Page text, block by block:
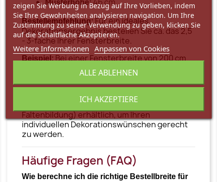
Musterhöhe:
Bestellempfehlung:Für ein ideales
Dekorationsergebnis bestellen Sie ca. das 2,5
- 3-fache Ihrer Fensterbreite.
Beispiel:Bei einer Fensterbreite von 200 cm
sollte die Stoffbreite zwischen 500 und 600
Auf Anfrage sind auch weitere Größen,
Smokband und 3er Faltenband (mit 2,5-facher
Faltenbildung) erhältlich, um Ihren
individuellen Dekorationswünschen gerecht
zu werden.
Häufige Fragen (FAQ)
Wie berechne ich die richtige Bestellbreite für
zeigen Sie Werbung in Bezug auf Ihre Vorlieben, indem
Sie Ihre Gewohnheiten analysieren navigation. Um Ihre
Zustimmung zu seiner Verwendung zu geben, klicken Sie
auf die Schaltfläche Akzeptieren.
Weitere Informationen Anpassen von Cookies
ALLE ABLEHNEN
ICH AKZEPTIERE